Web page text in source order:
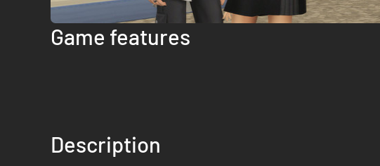
Game features
Description